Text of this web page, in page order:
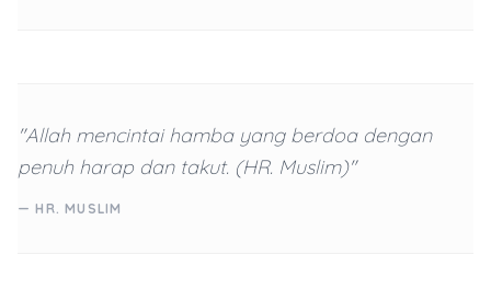
"Allah mencintai hamba yang berdoa dengan
penuh harap dan takut. (HR. Muslim)"
— HR. MUSLIM